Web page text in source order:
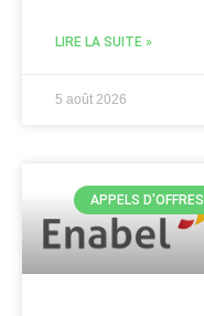
LIRE LA SUITE »
5 août 2026
APPELS D'OFFRES